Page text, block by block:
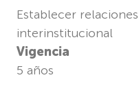
Establecer
interinstitucional
Vigencia
5 años